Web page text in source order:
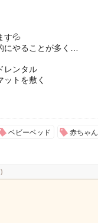
す💦
にやることが多く…
レンタル
トを敷く
ベビーベッド 赤ちゃん